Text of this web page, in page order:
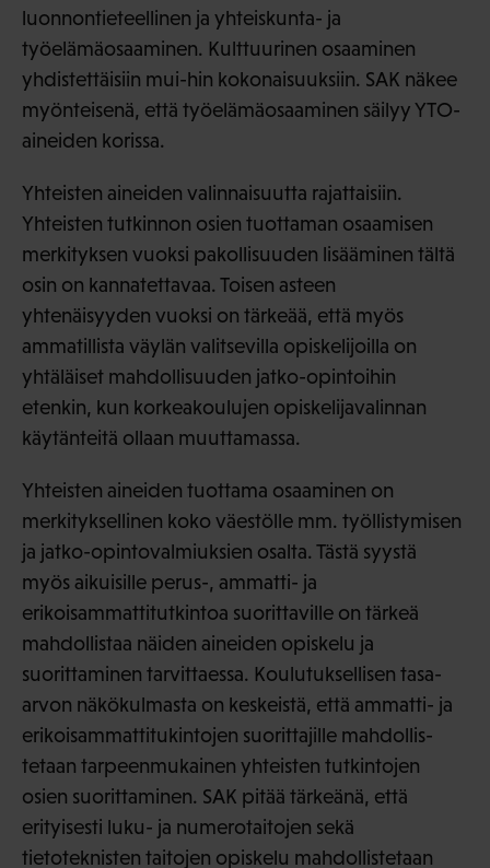
luonnontieteellinen ja yhteiskunta- ja
työelämäosaaminen. Kulttuurinen osaaminen
yhdistettäisiin mui-hin kokonaisuuksiin. SAK näkee
myönteisenä, että työelämäosaaminen säilyy YTO-
aineiden korissa.
Yhteisten aineiden valinnaisuutta rajattaisiin.
Yhteisten tutkinnon osien tuottaman osaamisen
merkityksen vuoksi pakollisuuden lisääminen tältä
osin on kannatettavaa. Toisen asteen
yhtenäisyyden vuoksi on tärkeää, että myös
ammatillista väylän valitsevilla opiskelijoilla on
yhtäläiset mahdollisuuden jatko-opintoihin
etenkin, kun korkeakoulujen opiskelijavalinnan
käytänteitä ollaan muuttamassa.
Yhteisten aineiden tuottama osaaminen on
merkityksellinen koko väestölle mm. työllistymisen
ja jatko-opintovalmiuksien osalta. Tästä syystä
myös aikuisille perus-, ammatti- ja
erikoisammattitutkintoa suorittaville on tärkeä
mahdollistaa näiden aineiden opiskelu ja
suorittaminen tarvittaessa. Koulutuksellisen tasa-
arvon näkökulmasta on keskeistä, että ammatti- ja
erikoisammattitukintojen suorittajille mahdollis-
tetaan tarpeenmukainen yhteisten tutkintojen
osien suorittaminen. SAK pitää tärkeänä, että
erityisesti luku- ja numerotaitojen sekä
tietoteknisten taitojen opiskelu mahdollistetaan